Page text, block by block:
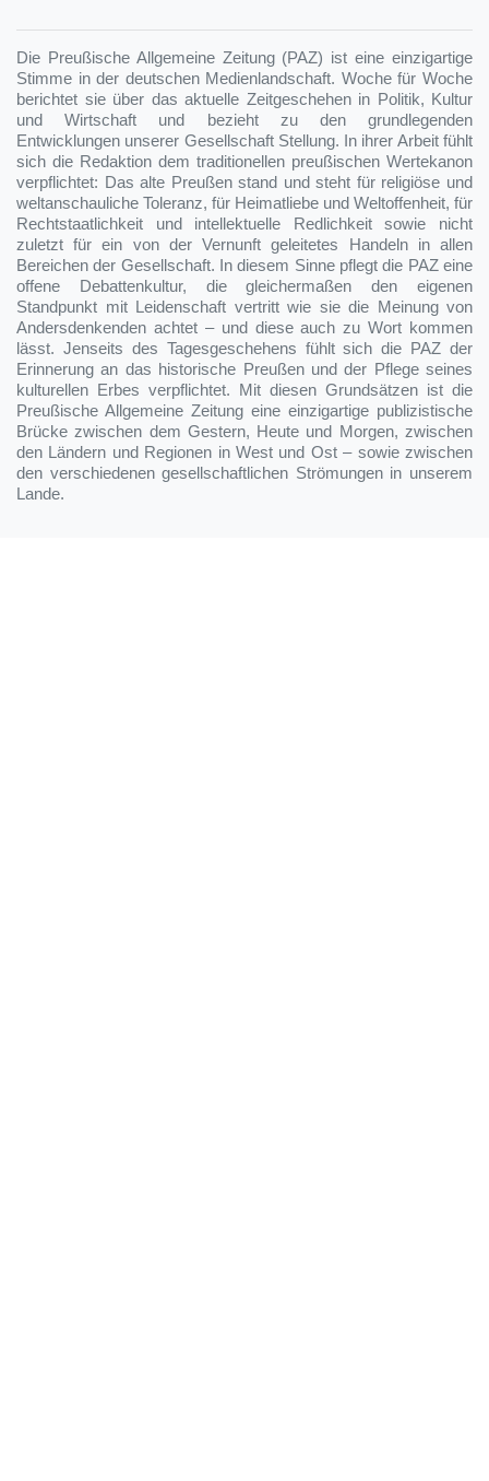
Die Preußische Allgemeine Zeitung (PAZ) ist eine einzigartige
Stimme in der deutschen Medienlandschaft. Woche für Woche
berichtet sie über das aktuelle Zeitgeschehen in Politik, Kultur
und Wirtschaft und bezieht zu den grundlegenden
Entwicklungen unserer Gesellschaft Stellung. In ihrer Arbeit fühlt
sich die Redaktion dem traditionellen preußischen Wertekanon
verpflichtet: Das alte Preußen stand und steht für religiöse und
weltanschauliche Toleranz, für Heimatliebe und Weltoffenheit, für
Rechtstaatlichkeit und intellektuelle Redlichkeit sowie nicht
zuletzt für ein von der Vernunft geleitetes Handeln in allen
Bereichen der Gesellschaft. In diesem Sinne pflegt die PAZ eine
offene Debattenkultur, die gleichermaßen den eigenen
Standpunkt mit Leidenschaft vertritt wie sie die Meinung von
Andersdenkenden achtet – und diese auch zu Wort kommen
lässt. Jenseits des Tagesgeschehens fühlt sich die PAZ der
Erinnerung an das historische Preußen und der Pflege seines
kulturellen Erbes verpflichtet. Mit diesen Grundsätzen ist die
Preußische Allgemeine Zeitung eine einzigartige publizistische
Brücke zwischen dem Gestern, Heute und Morgen, zwischen
den Ländern und Regionen in West und Ost – sowie zwischen
den verschiedenen gesellschaftlichen Strömungen in unserem
Lande.